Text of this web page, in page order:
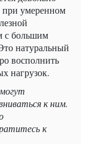
умеренном
с большим
натуральный
восполнить
нагрузок.
к ним.
к